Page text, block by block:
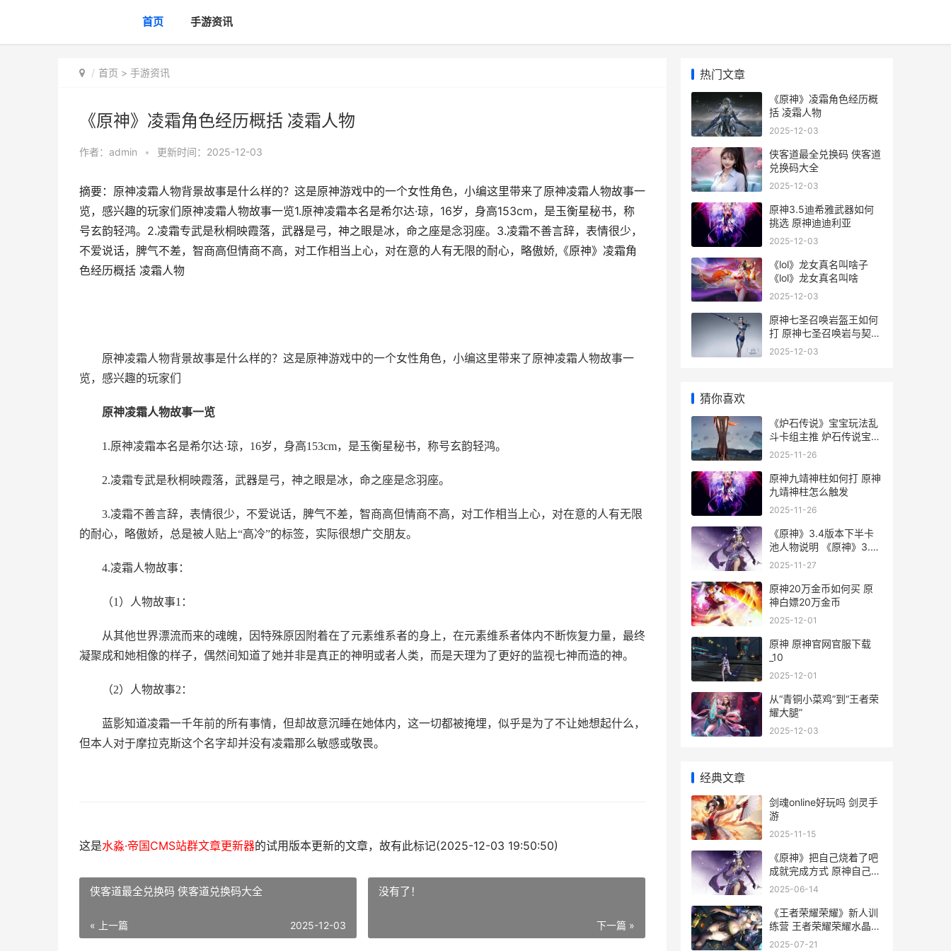
首页 手游资讯
首页 > 手游资讯
《原神》凌霜角色经历概括 凌霜人物
作者： admin • 更新时间：2025-12-03
摘要：原神凌霜人物背景故事是什么样的？这是原神游戏中的一个女性角色，小编这里带来了原神凌霜人物故事一
览，感兴趣的玩家们原神凌霜人物故事一览1.原神凌霜本名是希尔达·琼，16岁，身高153cm，是玉衡星秘书，称
号玄韵轻鸿。2.凌霜专武是秋桐映霞落，武器是弓，神之眼是冰，命之座是念羽座。3.凌霜不善言辞，表情很少，
不爱说话，脾气不差，智商高但情商不高，对工作相当上心，对在意的人有无限的耐心，略傲娇,《原神》凌霜角
色经历概括 凌霜人物
原神凌霜人物背景故事是什么样的？这是原神游戏中的一个女性角色，小编这里带来了原神凌霜人物故事一
览，感兴趣的玩家们
原神凌霜人物故事一览
1.原神凌霜本名是希尔达·琼，16岁，身高153cm，是玉衡星秘书，称号玄韵轻鸿。
2.凌霜专武是秋桐映霞落，武器是弓，神之眼是冰，命之座是念羽座。
3.凌霜不善言辞，表情很少，不爱说话，脾气不差，智商高但情商不高，对工作相当上心，对在意的人有无限
的耐心，略傲娇，总是被人贴上“高冷”的标签，实际很想广交朋友。
4.凌霜人物故事：
（1）人物故事1：
从其他世界漂流而来的魂魄，因特殊原因附着在了元素维系者的身上，在元素维系者体内不断恢复力量，最终
凝聚成和她相像的样子，偶然间知道了她并非是真正的神明或者人类，而是天理为了更好的监视七神而造的神。
（2）人物故事2：
蓝影知道凌霜一千年前的所有事情，但却故意沉睡在她体内，这一切都被掩埋，似乎是为了不让她想起什么，
但本人对于摩拉克斯这个名字却并没有凌霜那么敏感或敬畏。
这是水淼·帝国CMS站群文章更新器的试用版本更新的文章，故有此标记(2025-12-03 19:50:50)
侠客道最全兑换码 侠客道兑换码大全
« 上一篇 2025-12-03
没有了！
下一篇 »
热门文章
《原神》凌霜角色经历概
括 凌霜人物
2025-12-03
侠客道最全兑换码 侠客道
兑换码大全
2025-12-03
原神3.5迪希雅武器如何
挑选 原神迪迪利亚
2025-12-03
《lol》龙女真名叫啥子
《lol》龙女真名叫啥
2025-12-03
原神七圣召唤岩盔王如何
打 原神七圣召唤岩与契约
的图片
2025-12-03
猜你喜欢
《炉石传说》宝宝玩法乱
斗卡组主推 炉石传说宝库
boss
2025-11-26
原神九靖神柱如何打 原神
九靖神柱怎么触发
2025-11-26
《原神》3.4版本下半卡
池人物说明 《原神》3.4
版本更新时间
2025-11-27
原神20万金币如何买 原
神白嫖20万金币
2025-12-01
原神 原神官网官服下载
_10
2025-12-01
从“青铜小菜鸡”到“王者荣
耀大腿”
2025-12-03
经典文章
剑魂online好玩吗 剑灵手
游
2025-11-15
《原神》把自己烧着了吧
成就完成方式 原神自己的
角色是什么意思
2025-06-14
《王者荣耀荣耀》新人训
练营 王者荣耀荣耀水晶保
底多少
2025-07-21